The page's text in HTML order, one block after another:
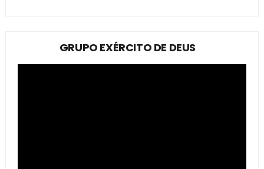
GRUPO EXÉRCITO DE DEUS